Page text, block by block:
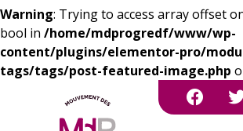
Warning: Trying to access array offset
bool in /home/mdprogredf/www/wp-
content/plugins/elementor-pro/
tags/tags/post-featured-image.php